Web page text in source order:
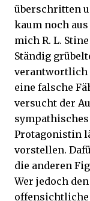
überschritten
kaum noch
mich R. L.
Ständig
verantwortlich
eine falsche
versucht der
Protagonistin
vorstellen.
die anderen
Wer jedoch